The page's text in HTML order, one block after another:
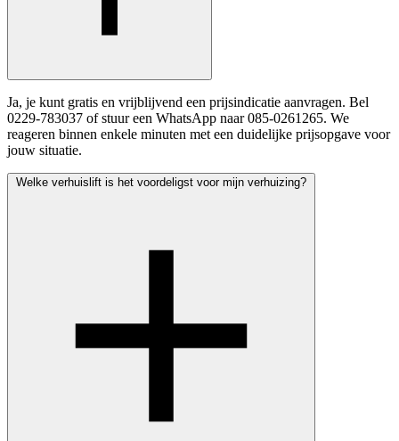
Ja, je kunt gratis en vrijblijvend een prijsindicatie aanvragen. Bel
0229-783037 of stuur een WhatsApp naar 085-0261265. We
reageren binnen enkele minuten met een duidelijke prijsopgave voor
jouw situatie.
Welke verhuislift is het voordeligst voor mijn verhuizing?